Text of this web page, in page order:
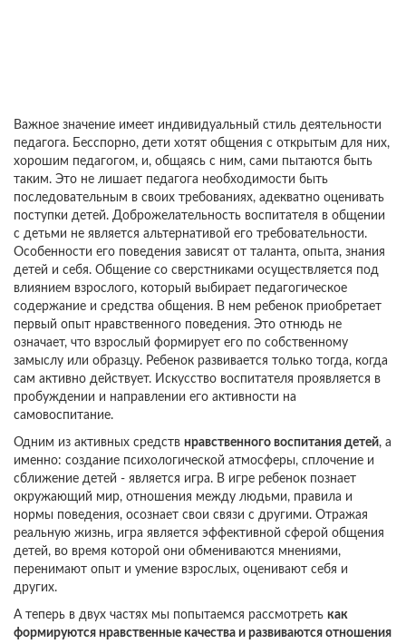
Важное значение имеет индивидуальный стиль деятельности
педагога. Бесспорно, дети хотят общения с открытым для них,
хорошим педагогом, и, общаясь с ним, сами пытаются быть
таким. Это не лишает педагога необходимости быть
последовательным в своих требованиях, адекватно оценивать
поступки детей. Доброжелательность воспитателя в общении
с детьми не является альтернативой его требовательности.
Особенности его поведения зависят от таланта, опыта, знания
детей и себя. Общение со сверстниками осуществляется под
влиянием взрослого, который выбирает педагогическое
содержание и средства общения. В нем ребенок приобретает
первый опыт нравственного поведения. Это отнюдь не
означает, что взрослый формирует его по собственному
замыслу или образцу. Ребенок развивается только тогда, когда
сам активно действует. Искусство воспитателя проявляется в
пробуждении и направлении его активности на
самовоспитание.
Одним из активных средств нравственного воспитания детей, а
именно: создание психологической атмосферы, сплочение и
сближение детей - является игра. В игре ребенок познает
окружающий мир, отношения между людьми, правила и
нормы поведения, осознает свои связи с другими. Отражая
реальную жизнь, игра является эффективной сферой общения
детей, во время которой они обмениваются мнениями,
перенимают опыт и умение взрослых, оценивают себя и
других.
А теперь в двух частях мы попытаемся рассмотреть как
формируются нравственные качества и развиваются отношения